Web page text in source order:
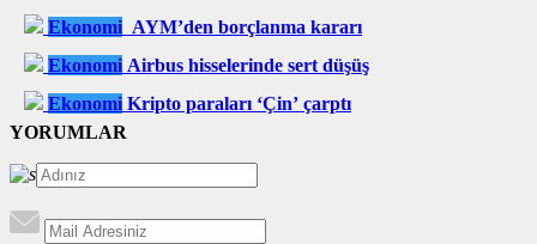
Ekonomi AYM’den borçlanma kararı
Ekonomi Airbus hisselerinde sert düşüş
Ekonomi Kripto paraları ‘Çin’ çarptı
YORUMLAR